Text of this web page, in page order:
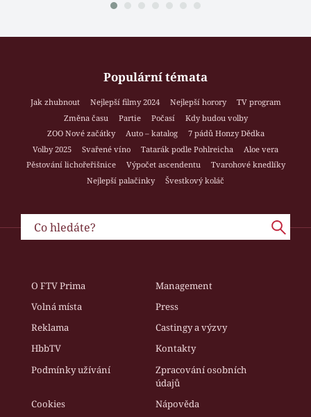
Populární témata
Jak zhubnout Nejlepší filmy 2024 Nejlepší horory
TV program
Změna času
Partie Počasí
Kdy budou volby
ZOO Nové začátky
Auto – katalog
7 pádů Honzy Dědka
Volby 2025
Svařené víno Tatarák podle Pohlreicha
Aloe vera
Pěstování lichořeřišnice
Výpočet ascendentu
Tvarohové knedlíky
Nejlepší palačinky
Švestkový koláč
O FTV Prima
Management
Volná místa
Press
Reklama
Castingy a výzvy
HbbTV
Kontakty
Podmínky užívání
Zpracování osobních
údajů
Cookies
Nápověda